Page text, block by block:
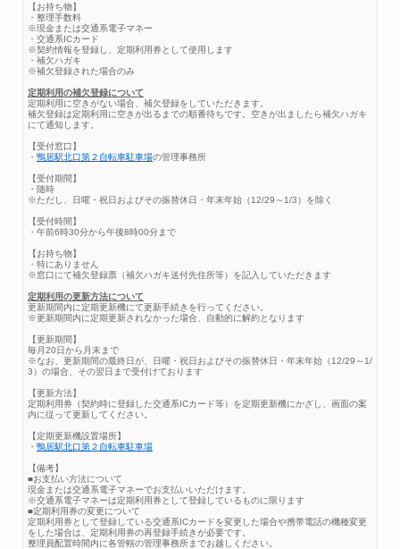
【お持ち物】
・整理手数料
※現金または交通系電子マネー
・交通系ICカード
※契約情報を登録し、定期利用券として使用します
・補欠ハガキ
※補欠登録された場合のみ
定期利用の補欠登録について
定期利用に空きがない場合、補欠登録をしていただきます。
補欠登録は定期利用に空きが出るまでの順番待ちです。空きが出ましたら補欠ハガキ
にて通知します。
【受付窓口】
・ 鴨居駅北口第２自転車駐車場の管理事務所
【受付期間】
・随時
※ただし、日曜・祝日およびその振替休日・年末年始（12/29～1/3）を除く
【受付時間】
・午前6時30分から午後8時00分まで
【お持ち物】
・特にありません
※窓口にて補欠登録票（補欠ハガキ送付先住所等）を記入していただきます
定期利用の更新方法について
更新期間内に定期更新機にて更新手続きを行ってください。
※更新期間内に定期更新されなかった場合、自動的に解約となります
【更新期間】
毎月20日から月末まで
※なお、更新期間の最終日が、日曜・祝日およびその振替休日・年末年始（12/29～1/
3）の場合、その翌日まで受付けております
【更新方法】
定期利用券（契約時に登録した交通系ICカード等）を定期更新機にかざし、画面の案
内に従って更新してください。
【定期更新機設置場所】
・ 鴨居駅北口第２自転車駐車場
【備考】
■お支払い方法について
現金または交通系電子マネーでお支払いいただけます。
※交通系電子マネーは定期利用券として登録しているものに限ります
■定期利用券の変更について
定期利用券として登録している交通系ICカードを変更した場合や携帯電話の機種変更
をした場合は、定期利用券の再登録手続きが必要です。
整理員配置時間内に各管轄の管理事務所までお越しください。